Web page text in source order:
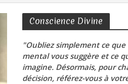
Conscience Divine
"Oubliez simplement ce
mental vous suggère et ce
imagine. Désormais, pour
décision, référez-vous à